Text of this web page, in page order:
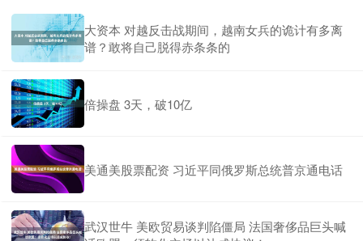
大资本 对越反击战期间，越南女兵的诡计有多离
谱？敢将自己脱得赤条条的
倍操盘 3天，破10亿
美通美股票配资 习近平同俄罗斯总统普京通电话
武汉世牛 美欧贸易谈判陷僵局 法国奢侈品巨头喊